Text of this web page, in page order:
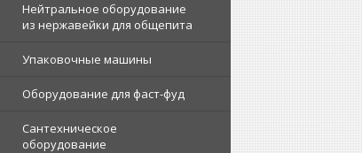
Нейтральное оборудование
из нержавейки для общепита
Упаковочные машины
Оборудование для фаст-фуд
Сантехническое
оборудование